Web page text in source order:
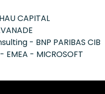
CAPITAL
- BNP PARIBAS CIB
- MICROSOFT